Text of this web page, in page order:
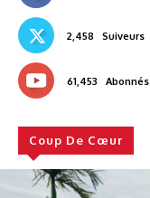
2,458 Suiveurs
61,453 Abonnés
Coup De Cœur